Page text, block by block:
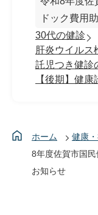
ドック費用
30代の健診
肝炎ウイルス
託児つき健診
【後期】健
ホーム 健康
8年度佐賀市国
お知らせ